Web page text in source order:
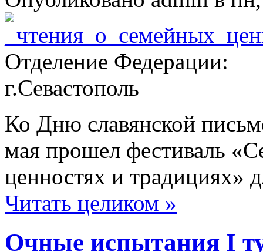
Отделение Федерации:
г.Севастополь
Ко Дню славянской
мая прошел фестиваль
ценностях и традициях»
Читать целиком »
Очные испытания I